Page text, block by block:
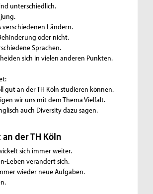
unterschiedlich.
verschiedenen Ländern.
oder nicht.
Sprachen.
sich in vielen anderen Punkten.
gut an der TH Köln studieren können.
wir uns mit dem Thema Vielfalt.
auch Diversity dazu sagen.
der TH Köln
sich immer weiter.
Leben verändert sich.
wieder neue Aufgaben.